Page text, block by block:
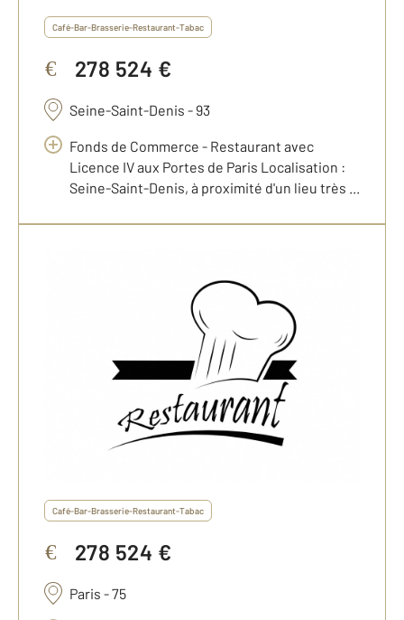
Café-Bar-Brasserie-Restaurant-Tabac
€ 278 524 €
Seine-Saint-Denis - 93
Fonds de Commerce - Restaurant avec
Licence IV aux Portes de Paris Localisation :
Seine-Saint-Denis, à proximité d'un lieu très ...
Café-Bar-Brasserie-Restaurant-Tabac
€ 278 524 €
Paris - 75